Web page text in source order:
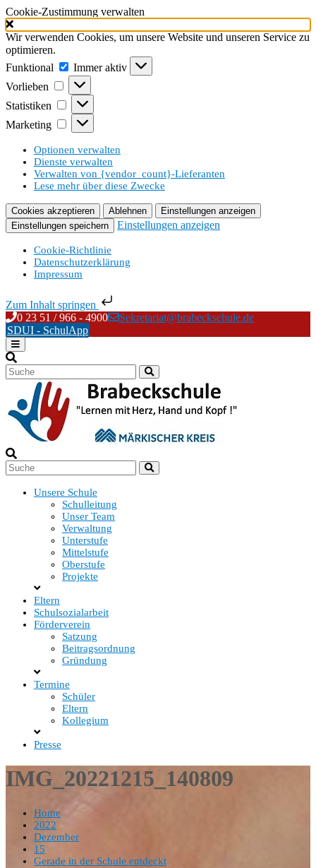
Cookie-Zustimmung verwalten
Wir verwenden Cookies, um unsere Website und unseren Service zu
optimieren.
Funktional
Funktional
Immer aktiv
Vorlieben
Vorlieben
Statistiken Statistiken
Marketing Marketing
Optionen verwalten
Dienste verwalten
Verwalten von {vendor_count}-Lieferanten
Lese mehr über diese Zwecke
Cookies akzeptieren Ablehnen
Einstellungen anzeigen
Einstellungen speichern
Einstellungen anzeigen
Cookie-Richtlinie
Datenschutzerklärung
Impressum
Zum Inhalt springen
Skip
to
content
0 23 51 / 966 - 4900
Sekretariat@brabeckschule.de
SDUI - SchulApp
Unsere Schule
Schulleitung
Unser Team
Verwaltung
Unterstufe
Mittelstufe
Oberstufe
Projekte
Eltern
Schulsozialarbeit
Förderverein
Satzung
Beitragsordnung
Gründung
Termine
Schüler
Eltern
Kollegium
Presse
IMG_20221215_140809
Home
2022
Dezember
15
Gerade in der Schule entdeckt